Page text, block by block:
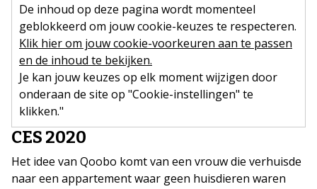
De inhoud op deze pagina wordt momenteel
geblokkeerd om jouw cookie-keuzes te respecteren.
Klik hier om jouw cookie-voorkeuren aan te passen
en de inhoud te bekijken.
Je kan jouw keuzes op elk moment wijzigen door
onderaan de site op "Cookie-instellingen" te
klikken."
CES 2020
Het idee van Qoobo komt van een vrouw die verhuisde
naar een appartement waar geen huisdieren waren